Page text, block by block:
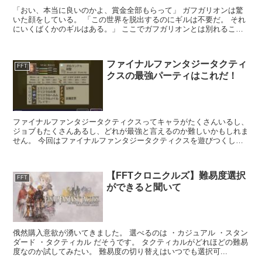
「おい、本当に良いのかよ、賞金全部もらって」 ガフガリオンは驚
いた顔をしている。 「この世界を脱出するのにギルは不要だ。 それ
にいくばくかのギルはある。」 ここでガフガリオンとは別れること
FFT
ファイナルファンタジータクティ
クスの最強パーティはこれだ！
ファイナルファンタジータクティクスってキャラがたくさんいるし、
ジョブもたくさんあるし、どれが最強と言えるのか難しいかもしれま
せん。 今回はファイナルファンタジータクティクスを遊びつくした
FFT
【FFTクロニクルズ】難易度選択
ができると聞いて
俄然購入意欲が湧いてきました。 選べるのは ・カジュアル ・スタン
ダード ・タクティカル だそうです。 タクティカルがどれほどの難易
度なのか試してみたい。 難易度の切り替えはいつでも選択可...